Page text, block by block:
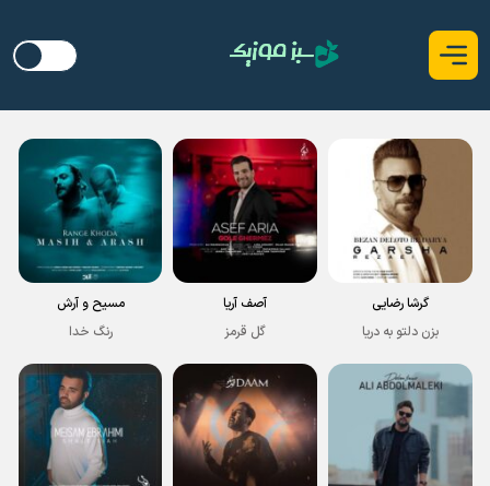
گرشا رضایی
بزن دلتو به دریا
آصف آریا
گل قرمز
مسیح و آرش
رنگ خدا